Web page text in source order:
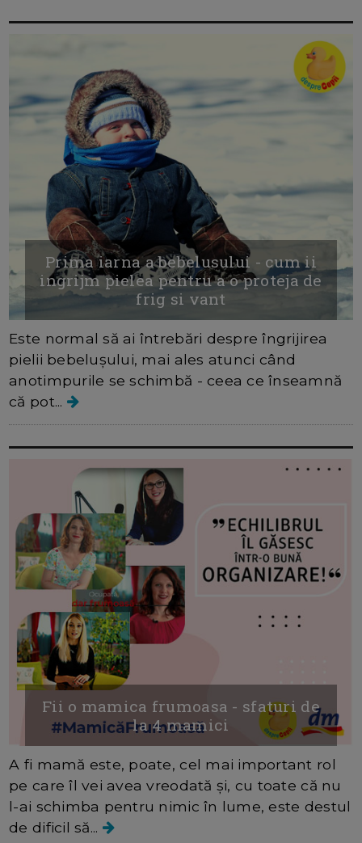
Prima iarna a bebelusului - cum ii
ingrijm pielea pentru a o proteja de
frig si vant
Este normal să ai întrebări despre îngrijirea
pielii bebelușului, mai ales atunci când
anotimpurile se schimbă - ceea ce înseamnă
că pot...
Fii o mamica frumoasa - sfaturi de
la 4 mamici
A fi mamă este, poate, cel mai important rol
pe care îl vei avea vreodată și, cu toate că nu
l-ai schimba pentru nimic în lume, este destul
de dificil să...